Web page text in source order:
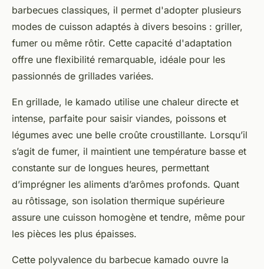
barbecues classiques, il permet d'adopter plusieurs
modes de cuisson adaptés à divers besoins : griller,
fumer ou même rôtir. Cette capacité d'adaptation
offre une flexibilité remarquable, idéale pour les
passionnés de grillades variées.
En grillade, le kamado utilise une chaleur directe et
intense, parfaite pour saisir viandes, poissons et
légumes avec une belle croûte croustillante. Lorsqu’il
s’agit de fumer, il maintient une température basse et
constante sur de longues heures, permettant
d’imprégner les aliments d’arômes profonds. Quant
au rôtissage, son isolation thermique supérieure
assure une cuisson homogène et tendre, même pour
les pièces les plus épaisses.
Cette polyvalence du barbecue kamado ouvre la